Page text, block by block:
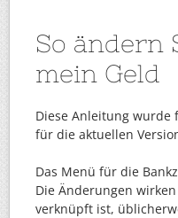
So ändern
mein Geld
Diese Anleitung wurde
für die aktuellen
Das Menü für die
Die Änderungen
verknüpft ist,